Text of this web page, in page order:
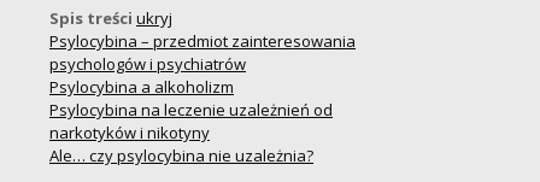
Spis treści ukryj
Psylocybina – przedmiot zainteresowania
psychologów i psychiatrów
Psylocybina a alkoholizm
Psylocybina na leczenie uzależnień od
narkotyków i nikotyny
Ale… czy psylocybina nie uzależnia?